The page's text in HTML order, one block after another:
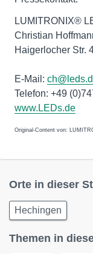
LUMITRONIX®
Christian
Haigerlocher Str.
E-Mail:
Telefon: +49
www.LEDs.de
Original-Content von:
Orte in dieser
Hechingen
Themen in